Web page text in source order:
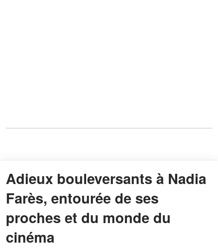
Adieux bouleversants à Nadia
Farès, entourée de ses
proches et du monde du
cinéma